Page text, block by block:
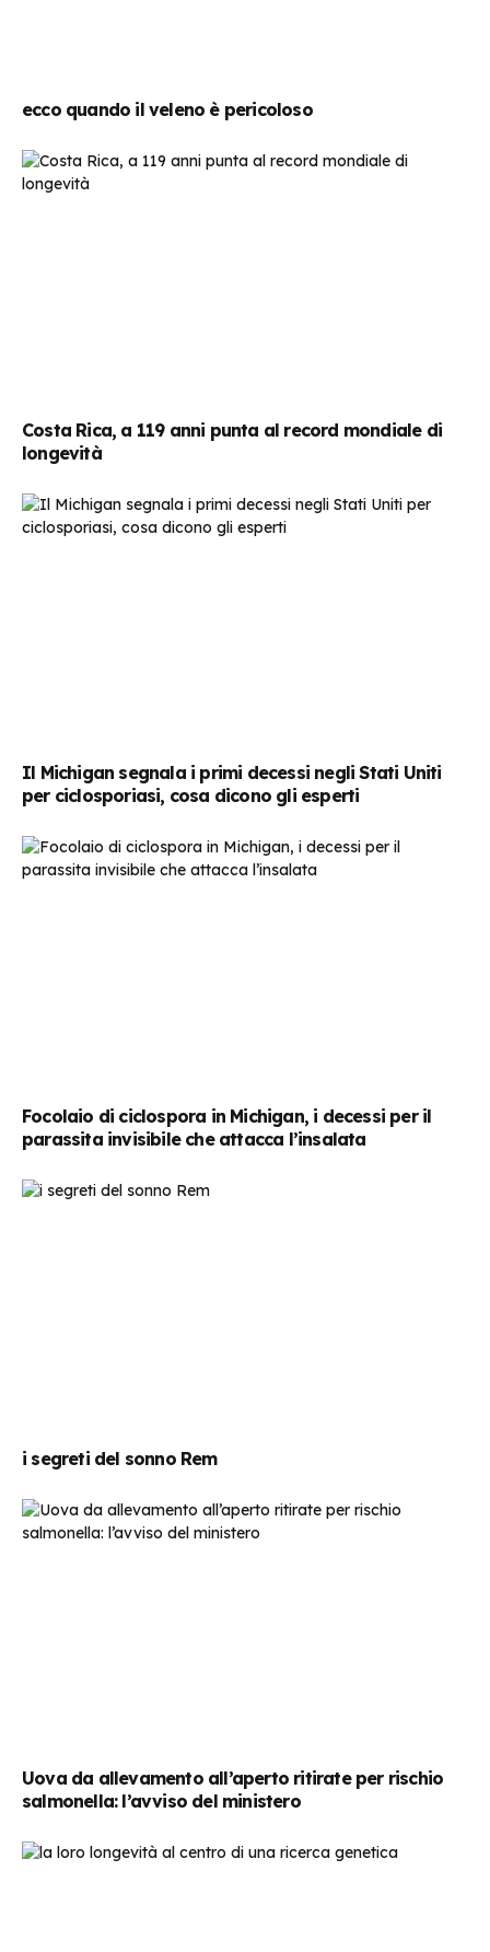
ecco quando il veleno è pericoloso
Costa Rica, a 119 anni punta al record mondiale di
longevità
Il Michigan segnala i primi decessi negli Stati Uniti
per ciclosporiasi, cosa dicono gli esperti
Focolaio di ciclospora in Michigan, i decessi per il
parassita invisibile che attacca l’insalata
i segreti del sonno Rem
Uova da allevamento all’aperto ritirate per rischio
salmonella: l’avviso del ministero